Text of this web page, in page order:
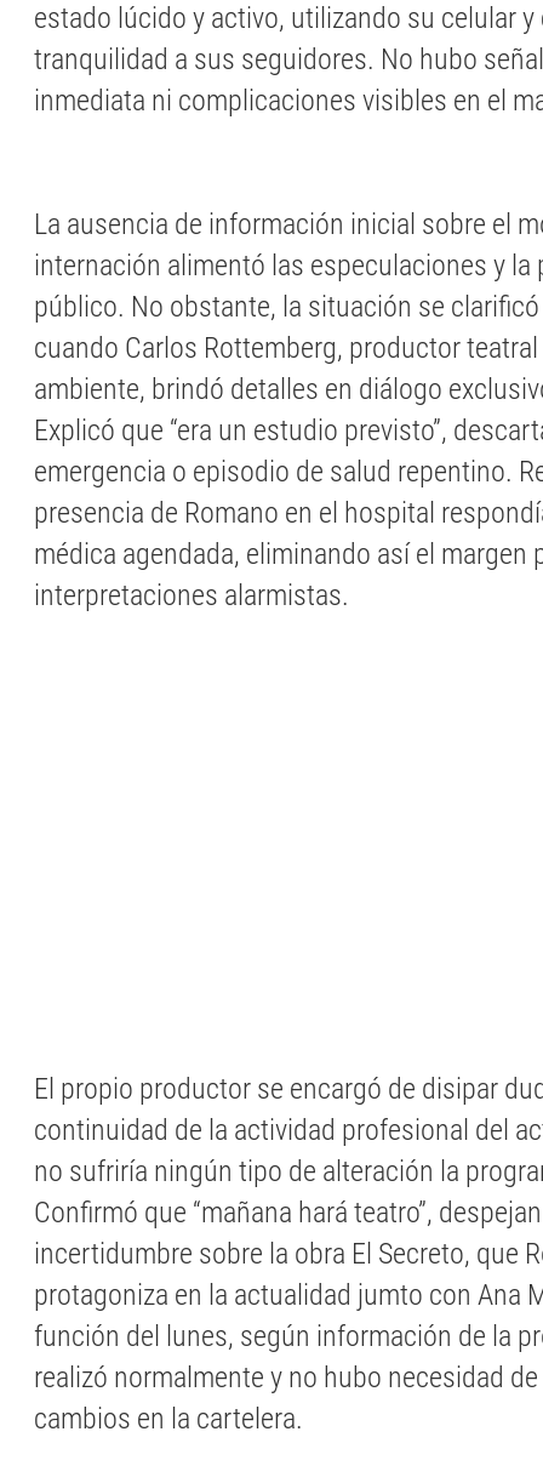
estado lúcido y activo, utilizando su celular
tranquilidad a sus seguidores. No hubo
inmediata ni complicaciones visibles en el
La ausencia de información inicial sobre el
internación alimentó las especulaciones y la
público. No obstante, la situación se
cuando Carlos Rottemberg, productor
ambiente, brindó detalles en diálogo
Explicó que “era un estudio previsto”,
emergencia o episodio de salud repentino.
presencia de Romano en el hospital
médica agendada, eliminando así el margen
interpretaciones alarmistas.
El propio productor se encargó de disipar
continuidad de la actividad profesional del
no sufriría ningún tipo de alteración la
Confirmó que “mañana hará teatro”,
incertidumbre sobre la obra El Secreto, que
protagoniza en la actualidad jumto con Ana
función del lunes, según información de la
realizó normalmente y no hubo necesidad
cambios en la cartelera.